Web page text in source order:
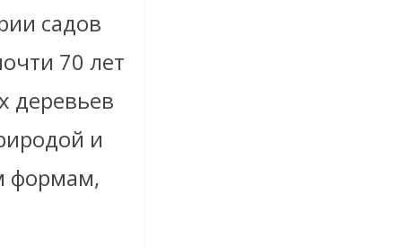
садов
70 лет
деревьев
и
формам,